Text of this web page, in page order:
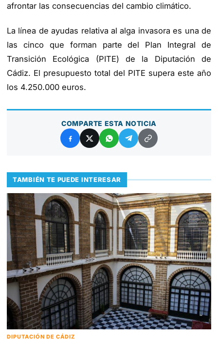
afrontar las consecuencias del cambio climático.
La línea de ayudas relativa al alga invasora es una de
las cinco que forman parte del Plan Integral de
Transición Ecológica (PITE) de la Diputación de
Cádiz. El presupuesto total del PITE supera este año
los 4.250.000 euros.
COMPARTE ESTA NOTICIA
TAMBIÉN TE PUEDE INTERESAR
DIPUTACIÓN DE CÁDIZ